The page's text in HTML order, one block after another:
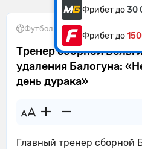
Фрибет до30
Фрибет до
Футбол• 06.07.2026
Тренер сборной
удаления Балогуна:
день дурака»
Главный тренер сборной